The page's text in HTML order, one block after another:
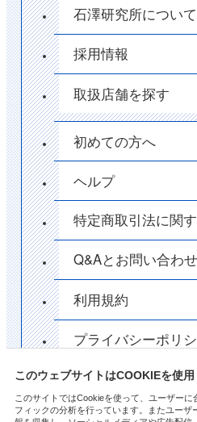
このウェブサイトはCOOKIEを使
このサイトではCookieを使って、ユーザー
フィックの分析を行っています。またユー
石澤研究所について
採用情報
取扱店舗を探す
初めての方へ
ヘルプ
特定商取引法に関
Q&Aとお問い合わせ
利用規約
プライバシーポリ
ポイント